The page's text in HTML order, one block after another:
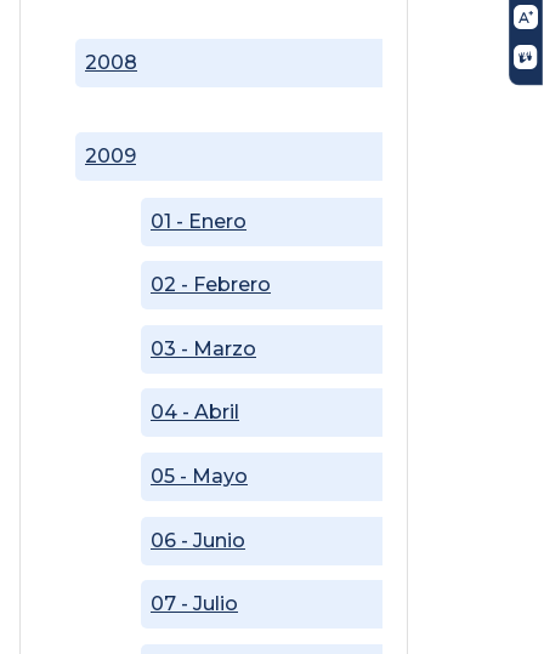
2008
2009
01 - Enero
02 - Febrero
03 - Marzo
04 - Abril
05 - Mayo
06 - Junio
07 - Julio